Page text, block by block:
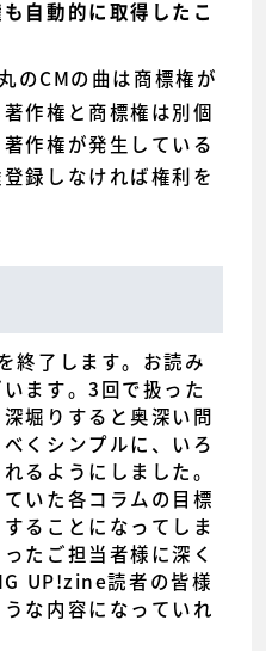
自動的に取得したこ
のCMの曲は商標権が
作権と商標権は別個
作権が発生している
録しなければ権利を
終了します。お読み
ます。3回で扱った
堀りすると奥深い問
くシンプルに、いろ
るようにしました。
いた各コラムの目標
ることになってしま
たご担当者様に深く
UP!zine読者の皆様
な内容になっていれ